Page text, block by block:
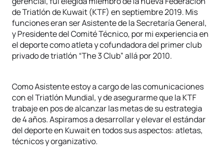
de Triatlón de Kuwait (KTF) en septiembre 2019. Mis
funciones eran ser Asistente de la Secretaría General,
y Presidente del Comité Técnico, por mi experiencia en
el deporte como atleta y cofundadora del primer club
privado de triatlón “The 3 Club” allá por 2010.
Como Asistente estoy a cargo de las comunicaciones
con el Triatlón Mundial, y de asegurarme que la KTF
trabaje en pos de alcanzar las metas de su estrategia
de 4 años. Aspiramos a desarrollar y elevar el estándar
del deporte en Kuwait en todos sus aspectos: atletas,
técnicos y organizativo.